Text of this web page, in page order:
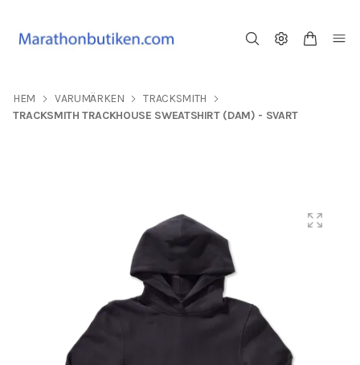
HEM VARUMÄRKEN
TRACKSMITH
TRACKSMITH TRACKHOUSE SWEATSHIRT (DAM) - SVART